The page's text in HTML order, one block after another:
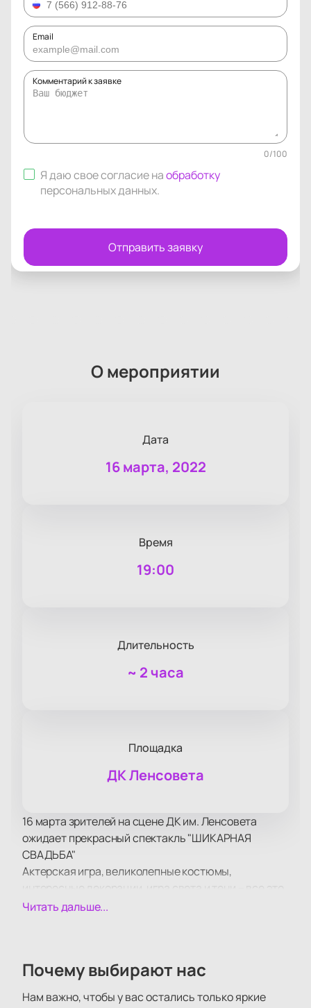
Email
Комментарий к заявке
0/100
Я даю свое согласие наобработку
персональных данных.
Отправить заявку
О мероприятии
Дата
16 марта, 2022
Время
19:00
Длительность
~ 2 часа
Площадка
ДК Ленсовета
16 марта зрителей на сцене ДК им. Ленсовета
ожидает прекрасный спектакль "ШИКАРНАЯ
СВАДЬБА"
Актерская игра, великолепные костюмы,
позволяет с уверенностью назвать спектакль
пронзительным. После просмотра он, как
послевкусие и желание насладиться увиденным
Читать дальше...
Почему выбирают нас
Нам важно, чтобы у вас остались только яркие